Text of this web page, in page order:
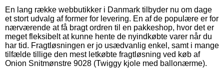
En lang række webbutikker i Danmark tilbyder nu om dage
et stort udvalg af former for levering. En af de populære er for
nærværende at få bragt ordren til en pakkeshop, hvor det er
meget fleksibelt at kunne hente de nyindkøbte varer når du
har tid. Fragtløsningen er jo usædvanlig enkel, samt i mange
tilfælde tillige den mest letkøbte fragtløsning ved køb af
Onion Snitmønstre 9028 (Twiggy kjole med ballonærme).